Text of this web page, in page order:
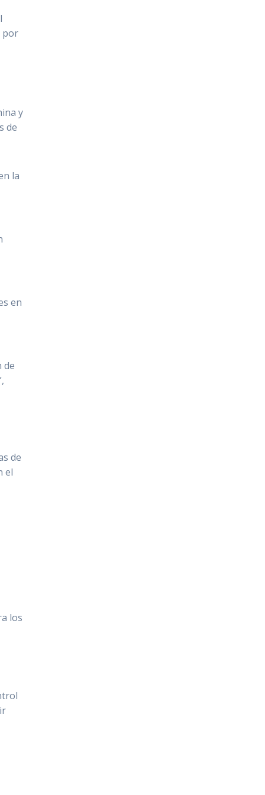
por
y
de
la
en
de
de
el
los